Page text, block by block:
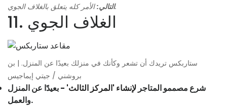
التالي:الأمر كله يتعلق بالغلاف الجوي.
11. الغلاف الجوي
ستاربكس تريدك أن تشعر وكأنك في منزلك بعيدًا عن المنزل. | بن
بروشني / جيتي إيماجيس
شرع مصممو المتاجر لإنشاء 'المركز الثالث' - بعيدًا عن المنزل
والعمل.